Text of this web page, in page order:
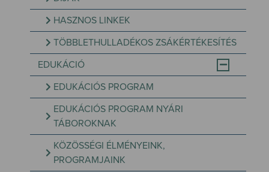
HASZNOS LINKEK
TÖBBLETHULLADÉKOS ZSÁKÉRTÉKESÍTÉS
EDUKÁCIÓ
EDUKÁCIÓS PROGRAM
EDUKÁCIÓS PROGRAM NYÁRI
TÁBOROKNAK
KÖZÖSSÉGI ÉLMÉNYEINK,
PROGRAMJAINK